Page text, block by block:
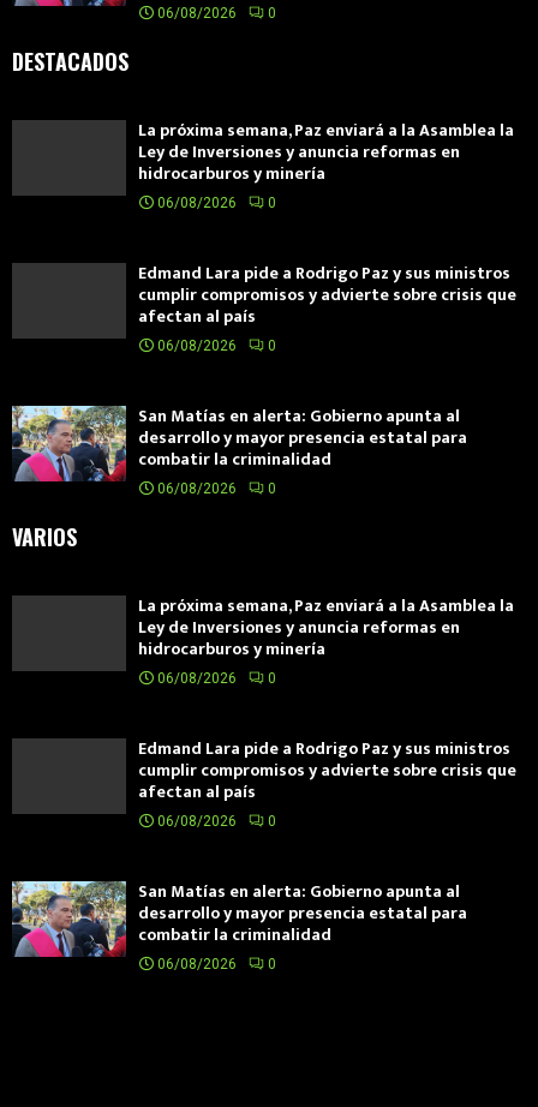
06/08/2026 0
DESTACADOS
La próxima semana, Paz enviará a la Asamblea la
Ley de Inversiones y anuncia reformas en
hidrocarburos y minería
06/08/2026 0
Edmand Lara pide a Rodrigo Paz y sus ministros
cumplir compromisos y advierte sobre crisis que
afectan al país
06/08/2026 0
San Matías en alerta: Gobierno apunta al
desarrollo y mayor presencia estatal para
combatir la criminalidad
06/08/2026 0
VARIOS
La próxima semana, Paz enviará a la Asamblea la
Ley de Inversiones y anuncia reformas en
hidrocarburos y minería
06/08/2026 0
Edmand Lara pide a Rodrigo Paz y sus ministros
cumplir compromisos y advierte sobre crisis que
afectan al país
06/08/2026 0
San Matías en alerta: Gobierno apunta al
desarrollo y mayor presencia estatal para
combatir la criminalidad
06/08/2026 0